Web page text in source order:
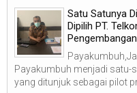
Satu Satunya
Dipilih PT.
Payakumbuh menjadi satu-
yang ditunjuk sebagai pilot